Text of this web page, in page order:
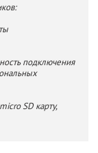
подключения
SD карту,